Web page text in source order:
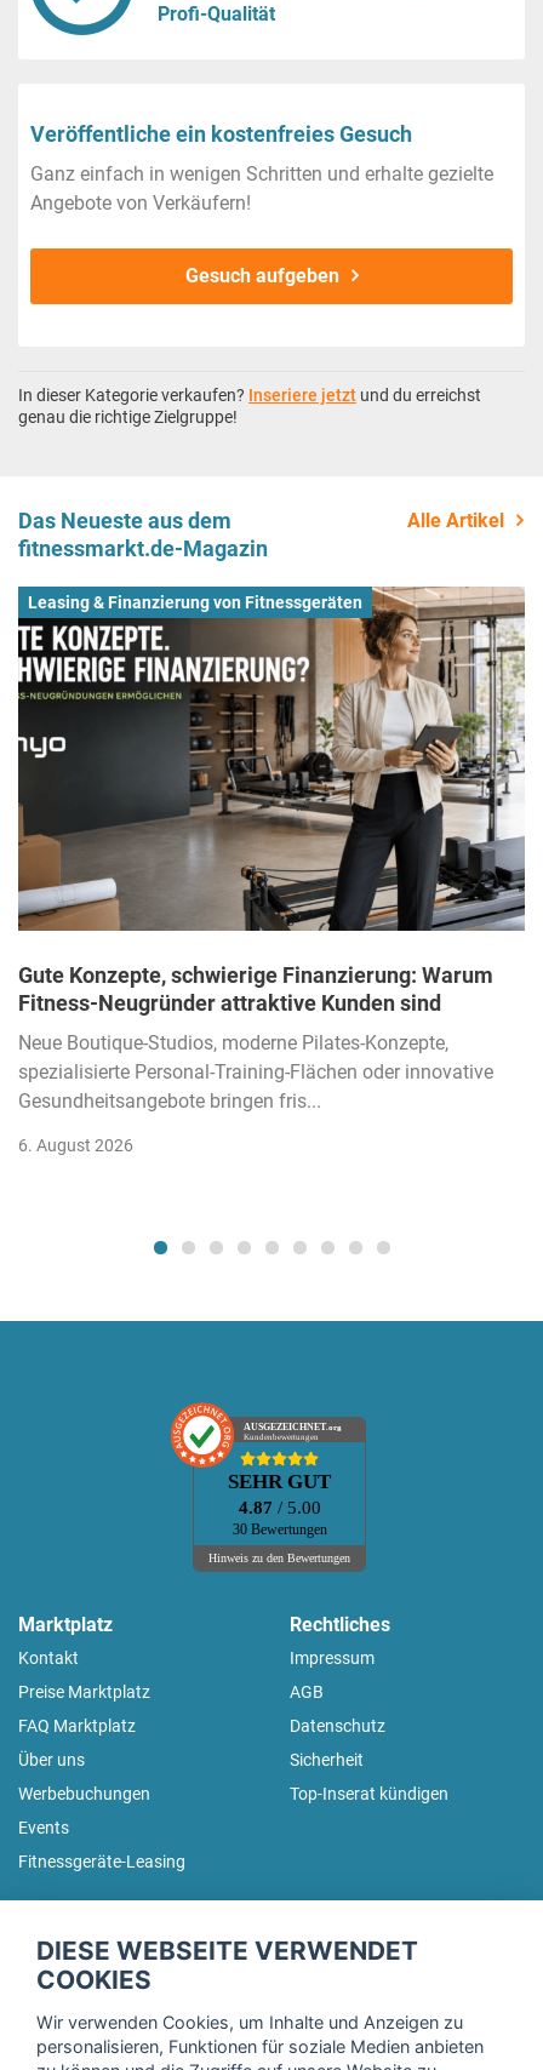
Profi-Qualität
Veröffentliche ein kostenfreies Gesuch
Ganz einfach in wenigen Schritten und erhalte gezielte
Angebote von Verkäufern!
Gesuch aufgeben
In dieser Kategorie verkaufen? Inseriere jetzt und du erreichst
genau die richtige Zielgruppe!
Das Neueste aus dem
fitnessmarkt.de-Magazin
Alle Artikel
Leasing & Finanzierung von Fitnessgeräten
Gute Konzepte, schwierige Finanzierung: Warum
Fitness-Neugründer attraktive Kunden sind
Neue Boutique-Studios, moderne Pilates-Konzepte,
spezialisierte Personal-Training-Flächen oder innovative
Gesundheitsangebote bringen fris...
6. August 2026
AUSGEZEICHNET.org
Kundenbewertungen
SEHR GUT
4.87 / 5.00
30 Bewertungen
Hinweis zu den Bewertungen
Marktplatz
Kontakt
Preise Marktplatz
FAQ Marktplatz
Über uns
Werbebuchungen
Events
Fitnessgeräte-Leasing
Rechtliches
Impressum
AGB
Datenschutz
Sicherheit
Top-Inserat kündigen
Trage dich hier für unseren Newsletter ein und erhalte regelmäßig
DIESE WEBSEITE VERWENDET
COOKIES
Wir verwenden Cookies, um Inhalte und Anzeigen zu
personalisieren, Funktionen für soziale Medien anbieten